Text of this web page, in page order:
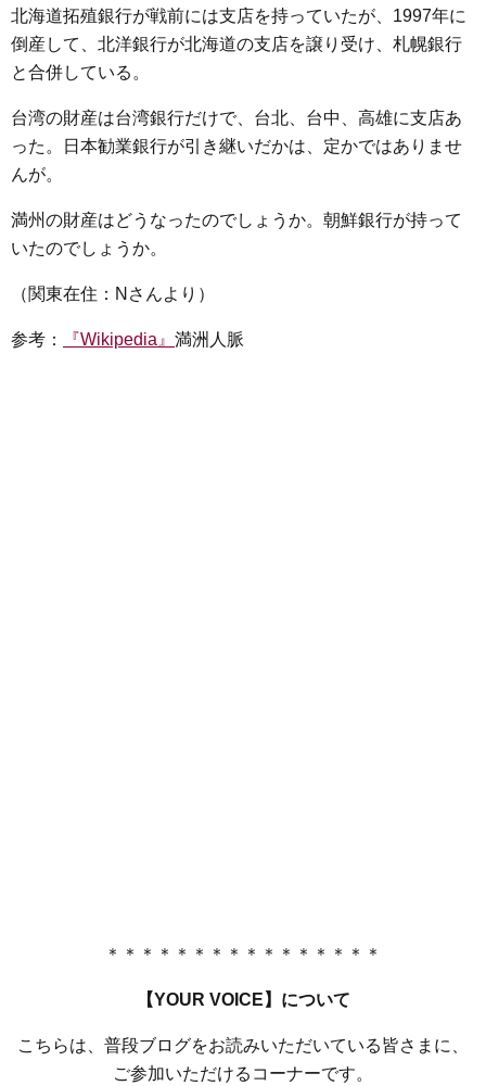
北海道拓殖銀行が戦前には支店を持っていたが、1997年に
倒産して、北洋銀行が北海道の支店を譲り受け、札幌銀行
と合併している。
台湾の財産は台湾銀行だけで、台北、台中、高雄に支店あ
った。日本勧業銀行が引き継いだかは、定かではありませ
んが。
満州の財産はどうなったのでしょうか。朝鮮銀行が持って
いたのでしょうか。
（関東在住：Nさんより）
参考： 『Wikipedia』 満洲人脈
＊＊＊＊＊＊＊＊＊＊＊＊＊＊＊＊
【YOUR VOICE】について
こちらは、普段ブログをお読みいただいている皆さまに、
ご参加いただけるコーナーです。